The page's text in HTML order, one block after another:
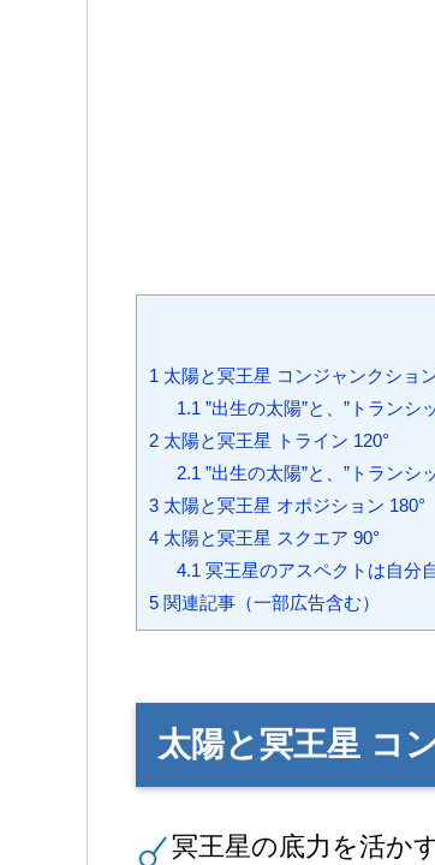
1 太陽と冥王星 コンジャンクション
1.1 ”出生の太陽”と、”トランシ
2 太陽と冥王星 トライン 120°
2.1 ”出生の太陽”と、”トラン
3 太陽と冥王星 オポジション 180°
4 太陽と冥王星 スクエア 90°
4.1 冥王星のアスペクトは自分
5 関連記事（一部広告含む）
太陽と冥王星 コ
冥王星の底力を活か